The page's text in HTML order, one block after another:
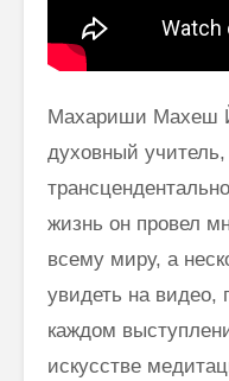
Махариши Махеш
духовный
жизнь он провел
всему миру, а
увидеть на
каждом
искусстве